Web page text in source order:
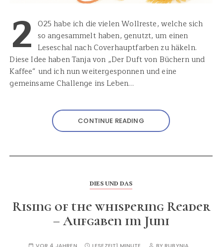
2 025 habe ich die vielen Wollreste, welche sich
so angesammelt haben, genutzt, um einen
Leseschal nach Coverhauptfarben zu häkeln.
Diese Idee haben Tanja von „Der Duft von Büchern und
Kaffee“ und ich nun weitergesponnen und eine
gemeinsame Challenge ins Leben…
CONTINUE READING
DIES UND DAS
Rising of the whispering Reader
– Aufgaben im Juni
VOR 4 JAHREN LESEZEIT1 MINUTE BYRUBYNIA